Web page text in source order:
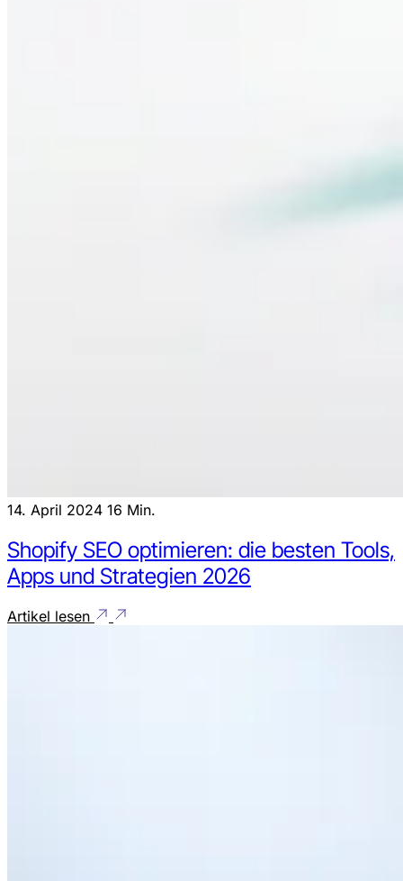
14. April 2024 16 Min.
Shopify SEO optimieren: die besten Tools,
Apps und Strategien 2026
Artikel lesen